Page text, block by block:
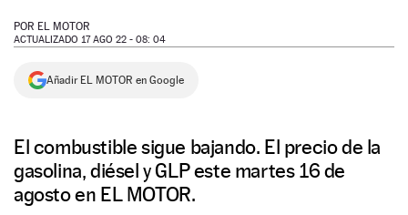
SERVICIOS
NEWSLETTER
POR EL MOTOR
ACTUALIZADO 17 AGO 22 - 08: 04
Añadir EL MOTOR en Google
El combustible sigue bajando. El precio de la
gasolina, diésel y GLP este martes 16 de
agosto en EL MOTOR.